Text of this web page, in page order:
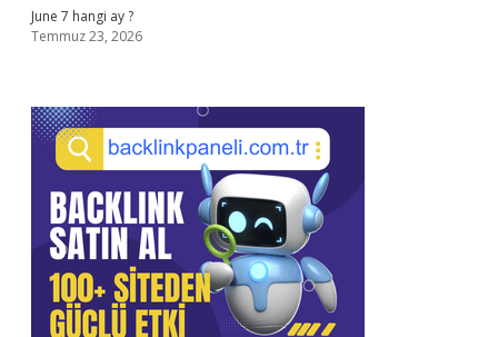
June 7 hangi ay ?
Temmuz 23, 2026